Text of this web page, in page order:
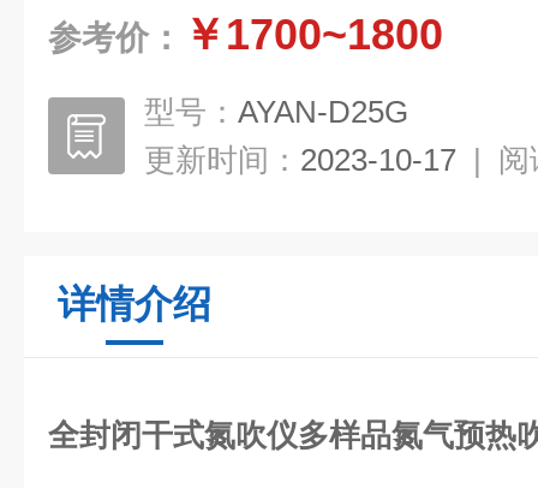
参考价： ￥1700~1800
型号： AYAN-D25G
更新时间： 2023-10-17 | 阅
详情介绍
全封闭干式氮吹仪多样品氮气预热